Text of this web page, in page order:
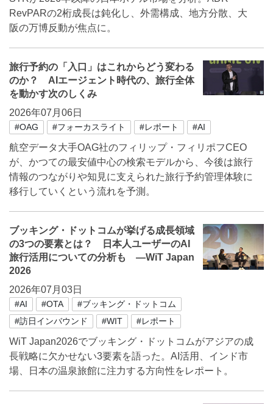
RevPARの2桁成長は鈍化し、外需構成、地方分散、大
阪の万博反動が焦点に。
旅行予約の「入口」はこれからどう変わる
のか？ AIエージェント時代の、旅行全体
を動かす次のしくみ
2026年07月06日
#OAG #フォーカスライト #レポート #AI
航空データ大手OAG社のフィリップ・フィリポフCEO
が、かつての最安値中心の検索モデルから、今後は旅行
情報のつながりや知見に支えられた旅行予約管理体験に
移行していくという流れを予測。
ブッキング・ドットコムが挙げる成長領域
の3つの要素とは？ 日本人ユーザーのAI
旅行活用についての分析も ―WiT Japan
2026
2026年07月03日
#AI #OTA
#ブッキング・ドットコム
#訪日インバウンド
#WIT #レポート
WiT Japan2026でブッキング・ドットコムがアジアの成
長戦略に欠かせない3要素を語った。AI活用、インド市
場、日本の温泉旅館に注力する方向性をレポート。